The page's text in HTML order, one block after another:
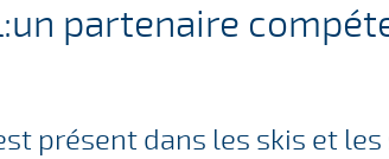
partenaire
présent dans les skis et